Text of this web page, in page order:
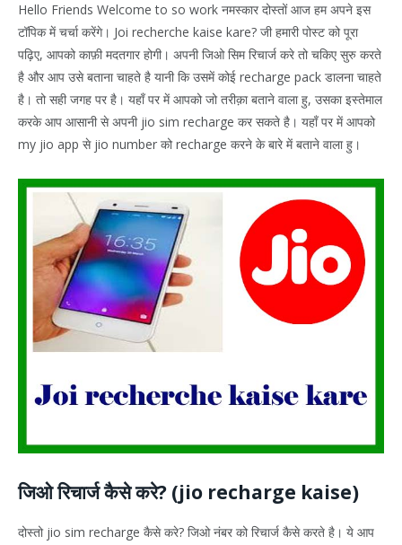
Hello Friends Welcome to so work नमस्कार दोस्तों आज हम अपने इस
टॉपिक में चर्चा करेंगे। Joi recherche kaise kare? जी हमारी पोस्ट को पूरा
पढ़िए, आपको काफ़ी मदतगार होगी। अपनी जिओ सिम रिचार्ज करे तो चकिए सुरु करते
है और आप उसे बताना चाहते है यानी कि उसमें कोई recharge pack डालना चाहते
है। तो सही जगह पर है। यहाँ पर में आपको जो तरीक़ा बताने वाला हु, उसका इस्तेमाल
करके आप आसानी से अपनी jio sim recharge कर सकते है। यहाँ पर में आपको
my jio app से jio number को recharge करने के बारे में बताने वाला हु।
जिओ रिचार्ज कैसे करे? (jio recharge kaise)
दोस्तो jio sim recharge कैसे करे? जिओ नंबर को रिचार्ज कैसे करते है। ये आप